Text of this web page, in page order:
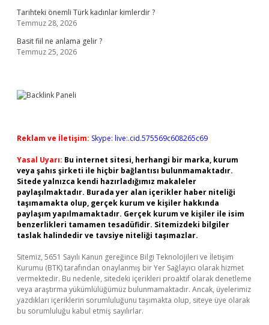
Tarihteki önemli Türk kadınlar kimlerdir ?
Temmuz 28, 2026
Basit fiil ne anlama gelir ?
Temmuz 25, 2026
Reklam ve İletişim: Skype: live:.cid.575569c608265c69
Yasal Uyarı: Bu internet sitesi, herhangi bir marka, kurum
veya şahıs şirketi ile hiçbir bağlantısı bulunmamaktadır.
Sitede yalnızca kendi hazırladığımız makaleler
paylaşılmaktadır. Burada yer alan içerikler haber niteliği
taşımamakta olup, gerçek kurum ve kişiler hakkında
paylaşım yapılmamaktadır. Gerçek kurum ve kişiler ile isim
benzerlikleri tamamen tesadüfidir. Sitemizdeki bilgiler
taslak halindedir ve tavsiye niteliği taşımazlar.
Sitemiz, 5651 Sayılı Kanun gereğince Bilgi Teknolojileri ve İletişim
Kurumu (BTK) tarafından onaylanmış bir Yer Sağlayıcı olarak hizmet
vermektedir. Bu nedenle, sitedeki içerikleri proaktif olarak denetleme
veya araştırma yükümlülüğümüz bulunmamaktadır. Ancak, üyelerimiz
yazdıkları içeriklerin sorumluluğunu taşımakta olup, siteye üye olarak
bu sorumluluğu kabul etmiş sayılırlar.